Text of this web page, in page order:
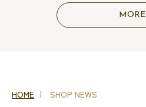
MORE
HOME SHOP NEWS